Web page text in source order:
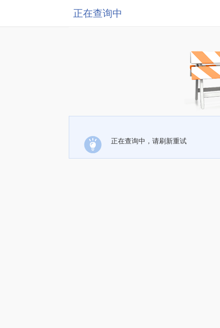
正在查询中
正在查询中，请刷新重试